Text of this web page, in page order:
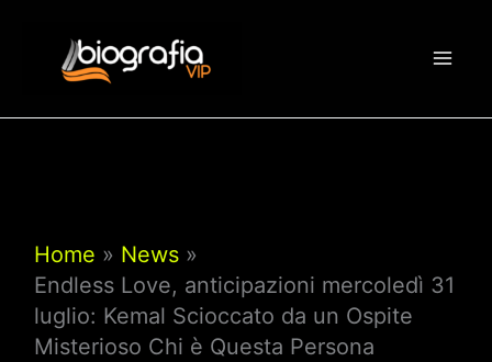
contenuto
Home
News
Endless Love, anticipazioni mercoledì 31
luglio: Kemal Scioccato da un Ospite
Misterioso Chi è Questa Persona